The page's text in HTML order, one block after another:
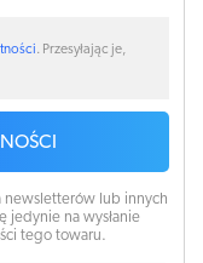
. Przesyłając je,
newsletterów lub innych
jedynie na wysłanie
tego towaru.